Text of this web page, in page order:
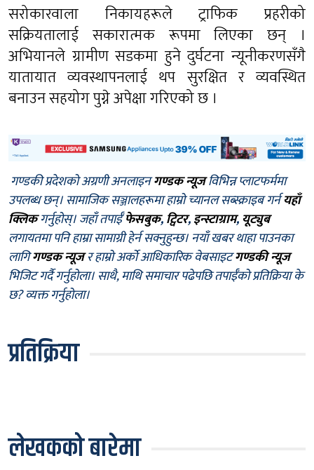
सरोकारवाला निकायहरूले ट्राफिक प्रहरीको
सक्रियतालाई सकारात्मक रूपमा लिएका छन् ।
अभियानले ग्रामीण सडकमा हुने दुर्घटना न्यूनीकरणसँगै
यातायात व्यवस्थापनलाई थप सुरक्षित र व्यवस्थित
बनाउन सहयोग पुग्ने अपेक्षा गरिएको छ ।
गण्डकी प्रदेशको अग्रणी अनलाइनगण्डक न्यूजविभिन्न प्लाटफर्ममा
उपलब्ध छन्। सामाजिक सञ्जालहरूमा हाम्रो च्यानल सब्स्क्राइब गर्नयहाँ
क्लिकगर्नुहोस्। जहाँ तपाईँफेसबुक,ट्विटर,इन्स्टाग्राम, यूट्युब
लगायतमा पनि हाम्रा सामाग्री हेर्न सक्नुहुन्छ। नयाँ खबर थाहा पाउनका
लागिगण्डक न्यूजर हाम्रो अर्को आधिकारिक वेबसाइटगण्डकी न्यूज
भिजिट गर्दै गर्नुहोला। साथै, माथि समाचार पढेपछि तपाईँको प्रतिक्रिया के
छ? व्यक्त गर्नुहोला।
प्रतिक्रिया
लेखकको बारेमा